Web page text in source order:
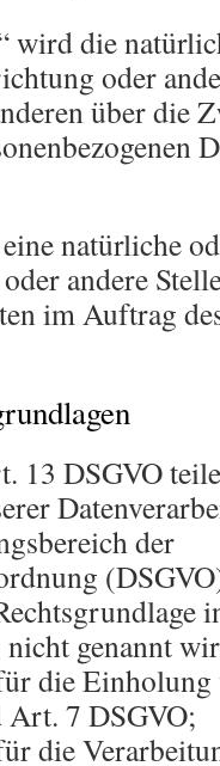
wird die
oder
über die
natürliche
andere
im Auftrag
13 DSGVO
der
genannt
die
7 DSGVO;
die